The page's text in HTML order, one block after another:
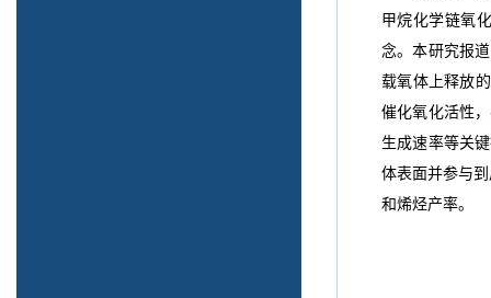
甲烷化学链氧
念。本研究报
载氧体上释放
催化氧化活性
生成速率等关
体表面并参与
和烯烃产率。